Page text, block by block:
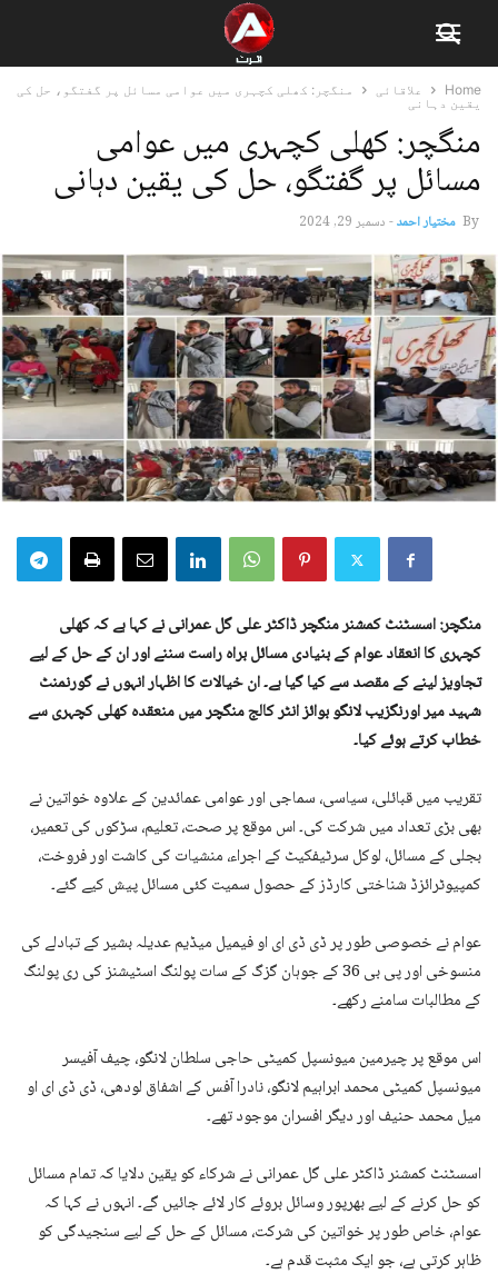
Home علاقائی
منگچر: کھلی کچہری میں عوامی مسائل پر گفتگو، حل کی
یقین دہانی
منگچر: کھلی کچہری میں عوامی
مسائل پر گفتگو، حل کی یقین دہانی
By مختیار احمد-دسمبر 29, 2024
منگچر: اسسٹنٹ کمشنر منگچر ڈاکٹر علی گل عمرانی نے کہا ہے کہ کھلی
کچہری کا انعقاد عوام کے بنیادی مسائل براہ راست سننے اور ان کے حل کے لیے
تجاویز لینے کے مقصد سے کیا گیا ہے۔ ان خیالات کا اظہار انہوں نے گورنمنٹ
شہید میر اورنگزیب لانگو بوائز انٹر کالج منگچر میں منعقدہ کھلی کچہری سے
خطاب کرتے ہوئے کیا۔
تقریب میں قبائلی، سیاسی، سماجی اور عوامی عمائدین کے علاوہ خواتین نے
بھی بڑی تعداد میں شرکت کی۔ اس موقع پر صحت، تعلیم، سڑکوں کی تعمیر،
بجلی کے مسائل، لوکل سرٹیفکیٹ کے اجراء، منشیات کی کاشت اور فروخت،
کمپیوٹرائزڈ شناختی کارڈز کے حصول سمیت کئی مسائل پیش کیے گئے۔
عوام نے خصوصی طور پر ڈی ڈی ای او فیمیل میڈیم عدیلہ بشیر کے تبادلے کی
منسوخی اور پی بی 36 کے جوہان گزگ کے سات پولنگ اسٹیشنز کی ری پولنگ
کے مطالبات سامنے رکھے۔
اس موقع پر چیرمین میونسپل کمیٹی حاجی سلطان لانگو، چیف آفیسر
میونسپل کمیٹی محمد ابراہیم لانگو، نادرا آفس کے اشفاق لودھی، ڈی ڈی ای او
میل محمد حنیف اور دیگر افسران موجود تھے۔
اسسٹنٹ کمشنر ڈاکٹر علی گل عمرانی نے شرکاء کو یقین دلایا کہ تمام مسائل
کو حل کرنے کے لیے بھرپور وسائل بروئے کار لائے جائیں گے۔ انہوں نے کہا کہ
عوام، خاص طور پر خواتین کی شرکت، مسائل کے حل کے لیے سنجیدگی کو
ظاہر کرتی ہے، جو ایک مثبت قدم ہے۔